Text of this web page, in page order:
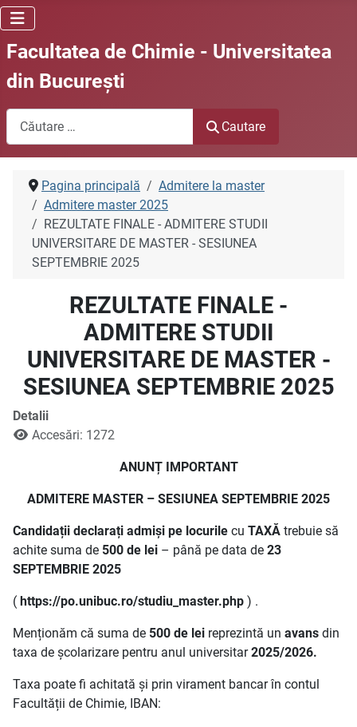
Facultatea de Chimie - Universitatea
din Bucureşti
Cautare
Cautare
Pagina principală
Admitere la master
Admitere master 2025
REZULTATE FINALE - ADMITERE STUDII
UNIVERSITARE DE MASTER - SESIUNEA
SEPTEMBRIE 2025
REZULTATE FINALE -
ADMITERE STUDII
UNIVERSITARE DE MASTER -
SESIUNEA SEPTEMBRIE 2025
Detalii
Accesări: 1272
ANUNȚ IMPORTANT
ADMITERE MASTER – SESIUNEA SEPTEMBRIE 2025
Candidații declarați admiși pe locurile cu TAXĂ trebuie să
achite suma de 500 de lei – până pe data de 23
SEPTEMBRIE 2025
( https://po.unibuc.ro/studiu_master.php ) .
Menționăm că suma de 500 de lei reprezintă un avans din
taxa de școlarizare pentru anul universitar 2025/2026.
Taxa poate fi achitată și prin virament bancar în contul
Facultății de Chimie, IBAN: